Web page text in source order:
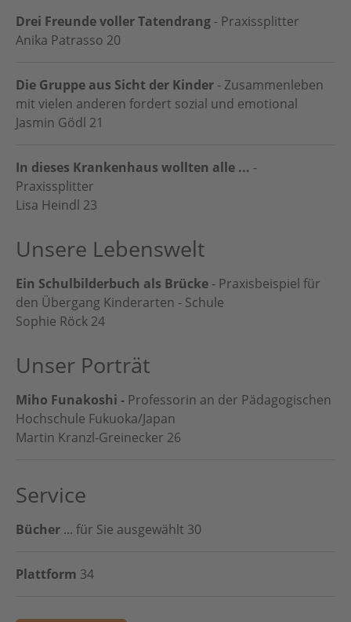
Drei Freunde voller Tatendrang - Praxissplitter
Anika Patrasso 20
Die Gruppe aus Sicht der Kinder - Zusammenleben
mit vielen anderen fordert sozial und emotional
Jasmin Gödl 21
In dieses Krankenhaus wollten alle ... -
Praxissplitter
Lisa Heindl 23
Unsere Lebenswelt
Ein Schulbilderbuch als Brücke - Praxisbeispiel für
den Übergang Kinderarten - Schule
Sophie Röck 24
Unser Porträt
Miho Funakoshi - Professorin an der Pädagogischen
Hochschule Fukuoka/Japan
Martin Kranzl-Greinecker 26
Service
Bücher ... für Sie ausgewählt 30
Plattform 34